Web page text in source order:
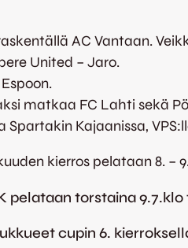
AC Vantaan.
United – Jaro.
matkaa FC Lahti sekä
Spartakin Kajaanissa,
kierros pelataan 8. –
pelataan torstaina 9.7.klo
cupin 6.